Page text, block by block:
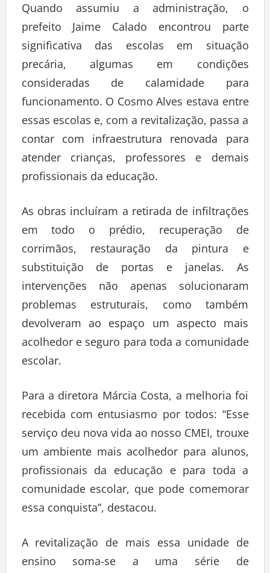
Quando assumiu a administração, o
prefeito Jaime Calado encontrou parte
significativa das escolas em situação
precária, algumas em condições
consideradas de calamidade para
funcionamento. O Cosmo Alves estava entre
essas escolas e, com a revitalização, passa a
contar com infraestrutura renovada para
atender crianças, professores e demais
profissionais da educação.
As obras incluíram a retirada de infiltrações
em todo o prédio, recuperação de
corrimãos, restauração da pintura e
substituição de portas e janelas. As
intervenções não apenas solucionaram
problemas estruturais, como também
devolveram ao espaço um aspecto mais
acolhedor e seguro para toda a comunidade
escolar.
Para a diretora Márcia Costa, a melhoria foi
recebida com entusiasmo por todos: “Esse
serviço deu nova vida ao nosso CMEI, trouxe
um ambiente mais acolhedor para alunos,
profissionais da educação e para toda a
comunidade escolar, que pode comemorar
essa conquista”, destacou.
A revitalização de mais essa unidade de
ensino soma-se a uma série de